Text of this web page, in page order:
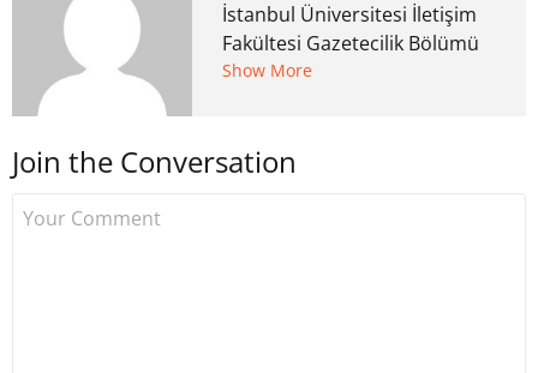
İstanbul Üniversitesi İletişim
Fakültesi Gazetecilik Bölümü
mezunu. 6 yıl ana akım
kurdu. 2017'nin Mayıs ayından
Show More
Join the Conversation